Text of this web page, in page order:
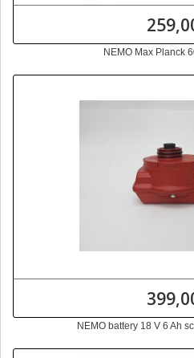
NEMO Max Planck
NEMO battery 18 V 6 Ah